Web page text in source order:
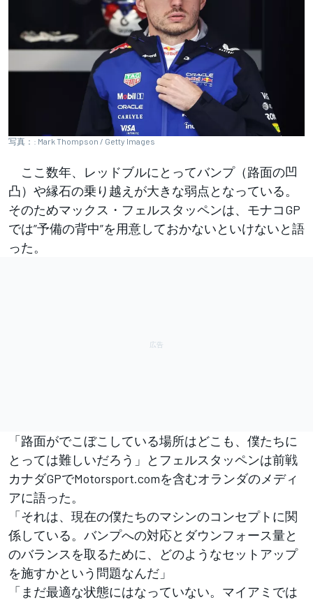
写真：: Mark Thompson / Getty Images
ここ数年、レッドブルにとってバンプ（路面の凹
凸）や縁石の乗り越えが大きな弱点となっている。
そのためマックス・フェルスタッペンは、モナコGP
では”予備の背中”を用意しておかないといけないと語
った。
「路面がでこぼこしている場所はどこも、僕たちに
とっては難しいだろう」とフェルスタッペンは前戦
カナダGPでMotorsport.comを含むオランダのメディ
アに語った。
「それは、現在の僕たちのマシンのコンセプトに関
係している。バンプへの対応とダウンフォース量と
のバランスを取るために、どのようなセットアップ
を施すかという問題なんだ」
「まだ最適な状態にはなっていない。マイアミでは